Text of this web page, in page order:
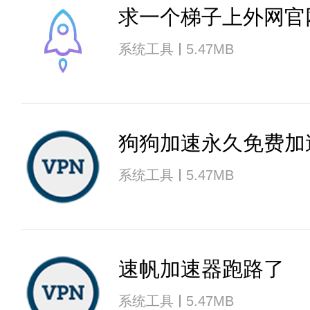
求一个梯子上外网官
系统工具 5.47MB
狗狗加速永久免费加
系统工具 5.47MB
速帆加速器跑路了
系统工具 5.47MB